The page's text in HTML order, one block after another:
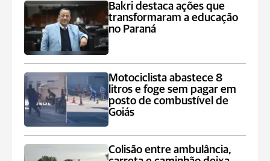
Bakri destaca ações que
transformaram a educação
no Paraná
Motociclista abastece 8
litros e foge sem pagar em
posto de combustível de
Goiás
Colisão entre ambulância,